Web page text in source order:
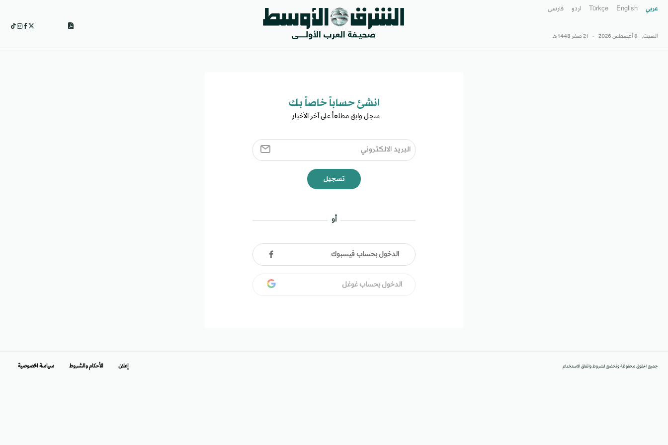
عربي English
Türkçe اردو فارسى
السبت, 8 أغسطس 2026 - 21 صفَر 1448 هـ
انشئ حساباً خاصاً بك​
سجل وابق مطلعاً على آخر الأخبار ​
تسجيل
أو
الدخول بحساب فيسبوك
الدخول بحساب غوغل
جميع الحقوق محفوظة وتخضع لشروط واتفاق الاستخدام إعلان الأحكام والشروط سياسة الخصوصية